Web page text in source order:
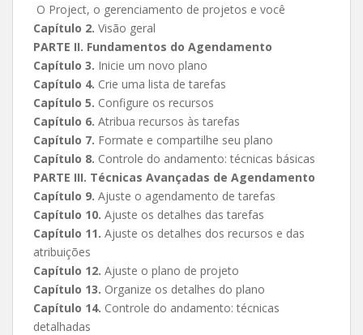
O Project, o gerenciamento de projetos e você
Capítulo 2. Visão geral
PARTE II. Fundamentos do Agendamento
Capítulo 3. Inicie um novo plano
Capítulo 4. Crie uma lista de tarefas
Capítulo 5. Configure os recursos
Capítulo 6. Atribua recursos às tarefas
Capítulo 7. Formate e compartilhe seu plano
Capítulo 8. Controle do andamento: técnicas básicas
PARTE III. Técnicas Avançadas de Agendamento
Capítulo 9. Ajuste o agendamento de tarefas
Capítulo 10. Ajuste os detalhes das tarefas
Capítulo 11. Ajuste os detalhes dos recursos e das
atribuições
Capítulo 12. Ajuste o plano de projeto
Capítulo 13. Organize os detalhes do plano
Capítulo 14. Controle do andamento: técnicas
detalhadas